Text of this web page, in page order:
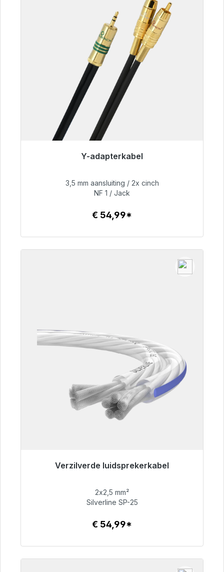
Y-adapterkabel
Klaar voor onmiddellijke verzending, levertijd
€ 54,99
3,5 mm aansluiting / 2x cinch
NF 1 / Jack
€ 54,99*
Verzilverde luidsprekerkabel
Klaar voor onmiddellijke verzending, levertijd
€ 54,99
2x2,5 mm²
Silverline SP-25
€ 54,99*